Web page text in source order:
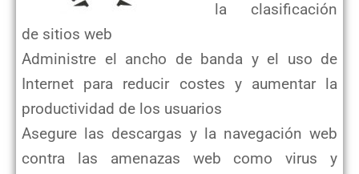
la clasificación
de sitios web
Administre el ancho de banda y el uso de
Internet para reducir costes y aumentar la
productividad de los usuarios
Asegure las descargas y la navegación web
contra las amenazas web como virus y